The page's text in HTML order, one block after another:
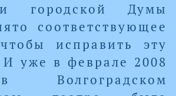
городской Думы
соответствующее
исправить эту
уже в феврале 2008